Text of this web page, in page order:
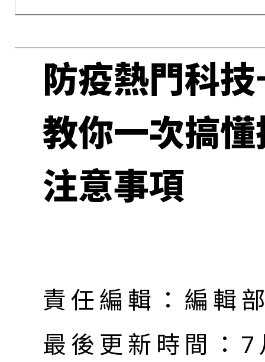
防疫熱門科
教你一次搞
注意事項
責任編輯：編輯
最後更新時間